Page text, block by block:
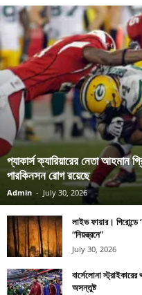
প্যাকার্স ক্যারিয়ারের নেতা আহমান
পারকিনসন রোগ রয়েছে
Admin - July 30, 2026
লাইভ ফায়ার।
“নিয়ন্ত্রনে”
July 30, 2026
বার্সেলোনা
অসন্তুষ্ট